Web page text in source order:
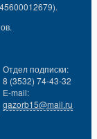
Отдел подписки:
8 (3532) 74-43-32
E-mail:
gazorb15@mail.ru